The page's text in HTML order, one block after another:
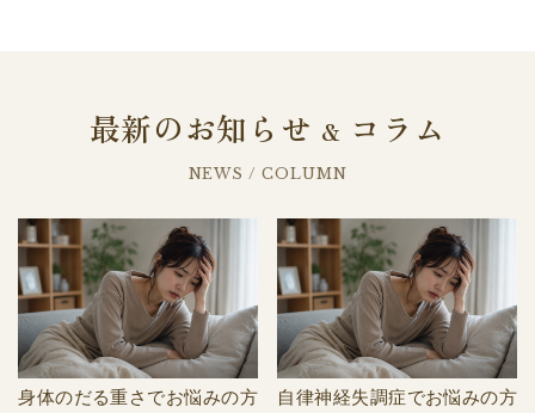
最新のお知らせ & コラム
NEWS / COLUMN
身体のだる重さでお悩みの方
自律神経失調症でお悩みの方